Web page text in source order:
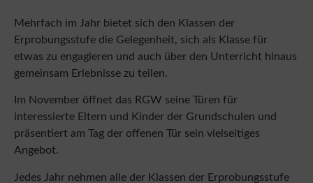
Erprobungsstufe die Gelegenheit, sich als Klasse für
etwas zu engagieren und auch über den Unterricht hinaus
gemeinsam Erlebnisse zu teilen.
Im November öffnet das RGW seine Türen für
interessierte Eltern und Kinder der Grundschulen und
präsentiert am Tag der offenen Tür sein vielseitiges
Angebot.
Jedes Jahr nehmen alle der Klassen der Erprobungsstufe
am Wittener Drachenboot-Cup teil. Schon fast